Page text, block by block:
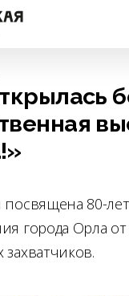
посвящена 80-
города Орла